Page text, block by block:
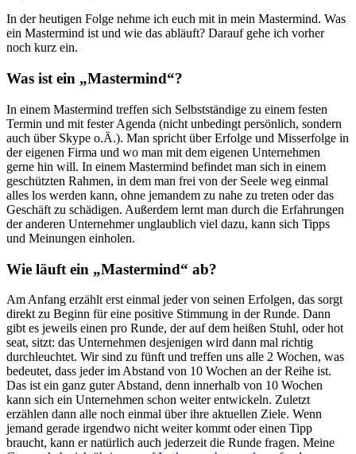
In der heutigen Folge nehme ich euch mit in mein Mastermind. Was
ein Mastermind ist und wie das abläuft? Darauf gehe ich vorher
noch kurz ein.
Was ist ein „Mastermind“?
In einem Mastermind treffen sich Selbstständige zu einem festen
Termin und mit fester Agenda (nicht unbedingt persönlich, sondern
auch über Skype o.Ä.). Man spricht über Erfolge und Misserfolge in
der eigenen Firma und wo man mit dem eigenen Unternehmen
gerne hin will. In einem Mastermind befindet man sich in einem
geschützten Rahmen, in dem man frei von der Seele weg einmal
alles los werden kann, ohne jemandem zu nahe zu treten oder das
Geschäft zu schädigen. Außerdem lernt man durch die Erfahrungen
der anderen Unternehmer unglaublich viel dazu, kann sich Tipps
und Meinungen einholen.
Wie läuft ein „Mastermind“ ab?
Am Anfang erzählt erst einmal jeder von seinen Erfolgen, das sorgt
direkt zu Beginn für eine positive Stimmung in der Runde. Dann
gibt es jeweils einen pro Runde, der auf dem heißen Stuhl, oder hot
seat, sitzt: das Unternehmen desjenigen wird dann mal richtig
durchleuchtet. Wir sind zu fünft und treffen uns alle 2 Wochen, was
bedeutet, dass jeder im Abstand von 10 Wochen an der Reihe ist.
Das ist ein ganz guter Abstand, denn innerhalb von 10 Wochen
kann sich ein Unternehmen schon weiter entwickeln. Zuletzt
erzählen dann alle noch einmal über ihre aktuellen Ziele. Wenn
jemand gerade irgendwo nicht weiter kommt oder einen Tipp
braucht, kann er natürlich auch jederzeit die Runde fragen. Meine